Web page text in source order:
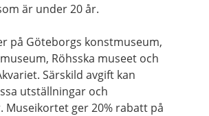
är under 20 år.
på Göteborgs konstmuseum,
Röhsska museet och
Särskild avgift kan
utställningar och
ger 20% rabatt på